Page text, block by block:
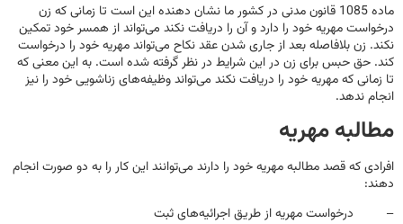
ماده 1085 قانون مدنی در کشور ما نشان دهنده این است تا زمانی که زن
درخواست مهریه خود را دارد و آن را دریافت نکند می‌تواند از همسر خود تمکین
نکند. زن بلافاصله بعد از جاری شدن عقد نکاح می‌تواند مهریه خود را درخواست
کند. حق حبس برای زن در این شرایط در نظر گرفته شده است. به این معنی که
تا زمانی که مهریه خود را دریافت نکند می‌تواند وظیفه‌های زناشویی خود را نیز
انجام ندهد.
مطالبه مهریه
افرادی که قصد مطالبه مهریه خود را دارند می‌توانند این کار را به دو صورت انجام
دهند:
– درخواست مهریه از طریق اجرائیه‌های ثبت